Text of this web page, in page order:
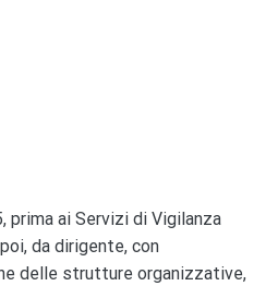
prima ai Servizi di Vigilanza
da dirigente, con
delle strutture organizzative,